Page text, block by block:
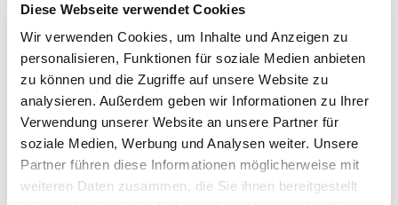
Diese Webseite verwendet Cookies
Wir verwenden Cookies, um Inhalte und Anzeigen zu
personalisieren, Funktionen für soziale Medien anbieten
zu können und die Zugriffe auf unsere Website zu
analysieren. Außerdem geben wir Informationen zu Ihrer
Verwendung unserer Website an unsere Partner für
soziale Medien, Werbung und Analysen weiter. Unsere
Partner führen diese Informationen möglicherweise mit
weiteren Daten zusammen, die Sie ihnen bereitgestellt
Verlust/Diebstahl Zulassungsbescheinigung I/II
Zollkennzeichen
Seit dem 1. März 2007 müssen alle Autos bei einer
Neuzulassung mindestens 30 Jahre alt sein. Dies gilt nicht für
Fahrzeuge die bereits davor unbefristet oder befristet ein
rotes 07-Kennzeichen besaßen.